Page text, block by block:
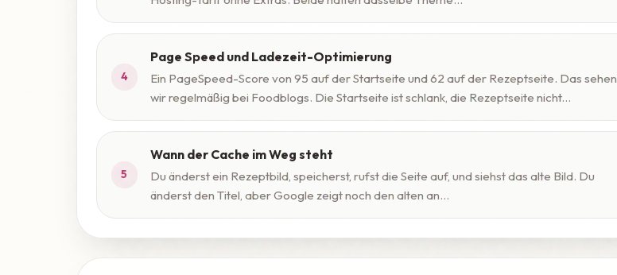
4
Page Speed und Ladezeit-Optimierung
Ein PageSpeed-Score von 95 auf der Startseite und 62 auf der Rezeptseite. Das sehen
wir regelmäßig bei Foodblogs. Die Startseite ist schlank, die Rezeptseite nicht...
5
Wann der Cache im Weg steht
Du änderst ein Rezeptbild, speicherst, rufst die Seite auf, und siehst das alte Bild. Du
änderst den Titel, aber Google zeigt noch den alten an...